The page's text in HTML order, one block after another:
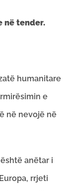
tender.
humanitare
e
në nevojë në
anëtar i
rrjeti